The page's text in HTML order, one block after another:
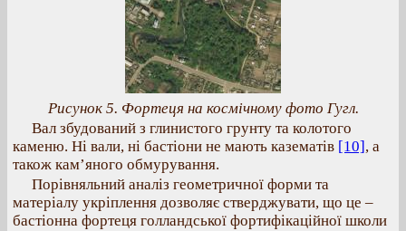
Рисунок 5. Фортеця на космічному фото Гугл.
Вал збудований з глинистого грунту та колотого
каменю. Ні вали, ні бастіони не мають казематів [10], а
також кам’яного обмурування.
Порівняльний аналіз геометричної форми та
матеріалу укріплення дозволяє стверджувати, що це –
бастіонна фортеця голландської фортифікаційної школи